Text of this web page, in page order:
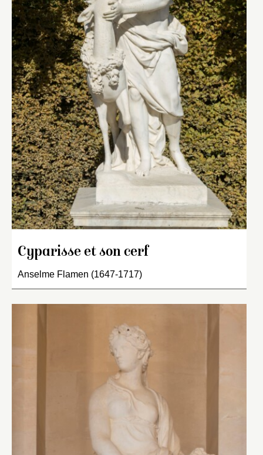
Cyparisse et son cerf
Anselme Flamen (1647-1717)